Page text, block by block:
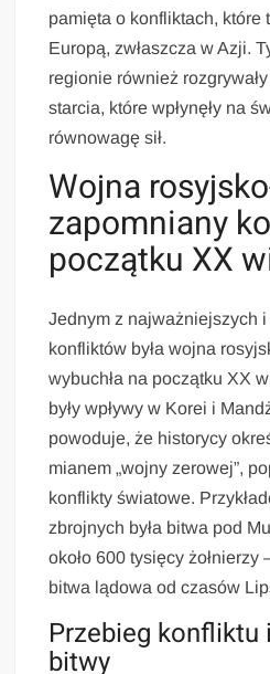
pamięta o konfliktach, które
Europą, zwłaszcza w Azji.
regionie również
starcia, które wpłynęły na
równowagę sił.
Wojna
zapomniany
początku XX
Jednym z najważniejszych
konfliktów była wojna
wybuchła na początku XX
były wpływy w Korei i
powoduje, że historycy
mianem „wojny zerowej”,
konflikty światowe.
zbrojnych była bitwa pod
około 600 tysięcy żołnierzy
bitwa lądowa od czasów
Przebieg konfliktu
bitwy